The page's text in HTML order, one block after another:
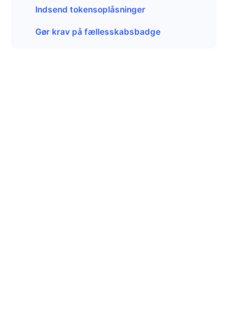
Indsend tokensoplåsninger
Gør krav på fællesskabsbadge